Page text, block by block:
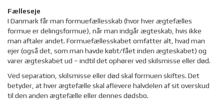
Fælleseje
I Danmark får man formuefællesskab (hvor hver ægtefælles
formue er delingsformue), når man indgår ægteskab, hvis ikke
man aftaler andet. Formuefællesskabet omfatter alt, hvad man
ejer (også det, som man havde købt/fået inden ægteskabet) og
varer ægteskabet ud – indtil det ophører ved skilsmisse eller død.
Ved separation, skilsmisse eller død skal formuen skiftes. Det
betyder, at hver ægtefælle skal aflevere halvdelen af sit overskud
til den anden ægtefælle eller dennes dødsbo.